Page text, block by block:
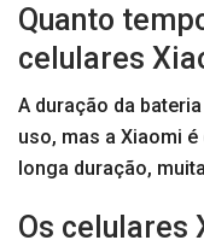
Quanto
celulares
A duração da
uso, mas a Xiaomi
longa duração,
Os celulares